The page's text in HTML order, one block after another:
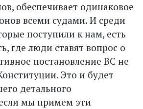
обеспечивает одинаковое
всеми судами. И среди
поступили к нам, есть
где люди ставят вопрос о
постановление ВС не
Это и будет
детального
мы примем эти